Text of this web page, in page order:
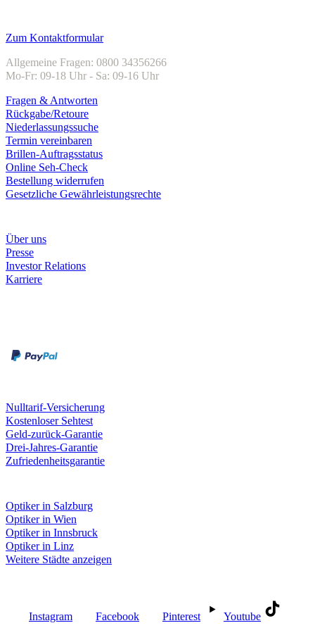
Zum Kontaktformular
Allgemeine Fragen: 0800 34356266
Mo-Fr: 09-18 Uhr - Sa: 09-16 Uhr
Fragen & Antworten
Rückgabe/Retoure
Niederlassungssuche
Termin vereinbaren
Brillen-Auftragsstatus
Online Seh-Check
Bestellung widerrufen
Gesetzliche Gewährleistungsrechte
Über uns
Presse
Investor Relations
Karriere
Nulltarif-Versicherung
Kostenloser Sehtest
Geld-zurück-Garantie
Drei-Jahres-Garantie
Zufriedenheitsgarantie
Optiker in Salzburg
Optiker in Wien
Optiker in Innsbruck
Optiker in Linz
Weitere Städte anzeigen
Instagram Facebook Pinterest Youtube